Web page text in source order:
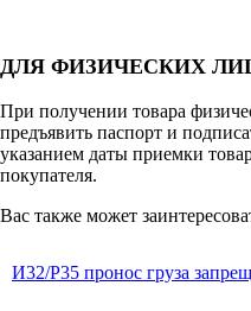
ДЛЯ ФИЗИЧЕСКИХ
При получении товара
предъявить паспорт и
указанием даты приемки
покупателя.
Вас также может
И32/Р35 пронос груза